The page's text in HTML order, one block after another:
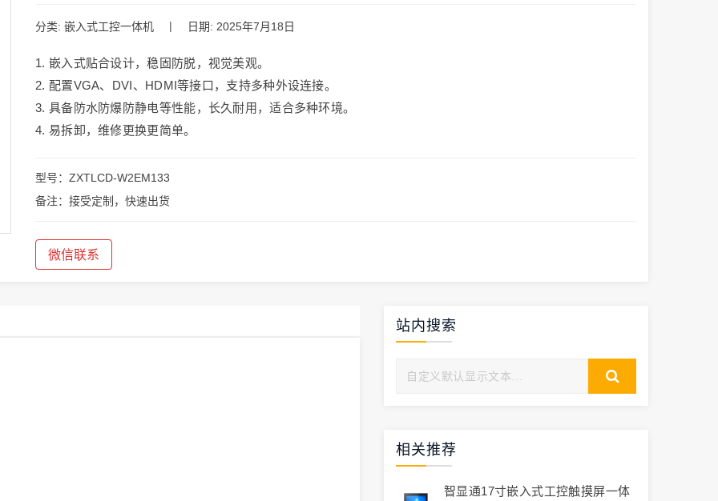
分类: 嵌入式工控一体机 | 日期: 2025年7月18日
1. 嵌入式贴合设计，稳固防脱，视觉美观。
2. 配置VGA、DVI、HDMI等接口，支持多种外设连接。
3. 具备防水防爆防静电等性能，长久耐用，适合多种环境。
4. 易拆卸，维修更换更简单。
型号：ZXTLCD-W2EM133
备注：接受定制，快速出货
微信联系
站内搜索
相关推荐
智显通17寸嵌入式工控触摸屏一体